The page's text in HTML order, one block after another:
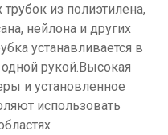
из полиэтилена,
нейлона и других
устанавливается в
рукой.Высокая
и установленное
использовать